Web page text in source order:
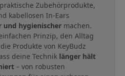
Zubehörprodukte,
kabellosen In-Ears
und hygienischer machen.
Prinzip, den Alltag
Produkte von KeyBudz
deine Technik länger hält
– von robusten